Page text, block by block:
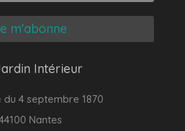
m'abonne
Intérieur
du 4 septembre 1870
Nantes